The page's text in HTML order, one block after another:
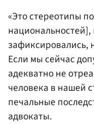
«Это стереотипы
зафиксировались,
Если мы сейчас
адекватно не
человека в нашей
печальные
адвокаты.